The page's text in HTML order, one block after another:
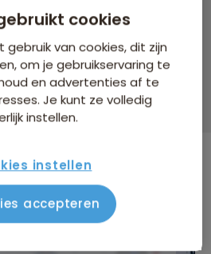
basis van 2 personen
& prijzen
cookies
van cookies, dit zijn
om je gebruikservaring te
en advertenties af te
Je kunt ze volledig
instellen.
instellen
accepteren